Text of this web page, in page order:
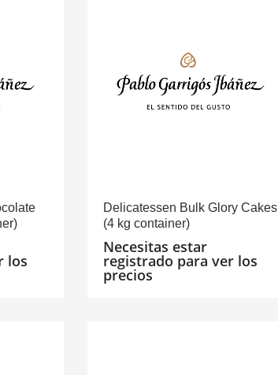
los
Delicatessen Bulk Glory Cakes
(4 kg container)
Necesitas estar
registrado para ver los
precios